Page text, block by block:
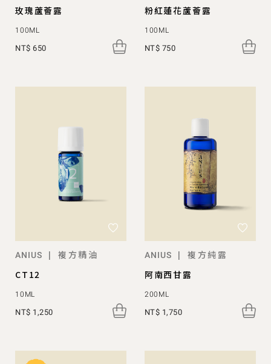
玫瑰蘆薈露
100ML
NT$ 650
粉紅蓮花蘆薈露
100ML
NT$ 750
ANIUS |
複方精油
CT12
10ML
NT$ 1,250
ANIUS |
複方純露
阿南西甘露
200ML
NT$ 1,750